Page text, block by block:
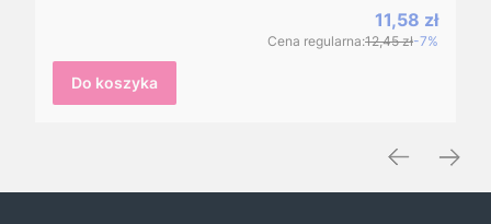
Cena
11,58 zł
Cena regularna:12,45 zł-7%
Do koszyka